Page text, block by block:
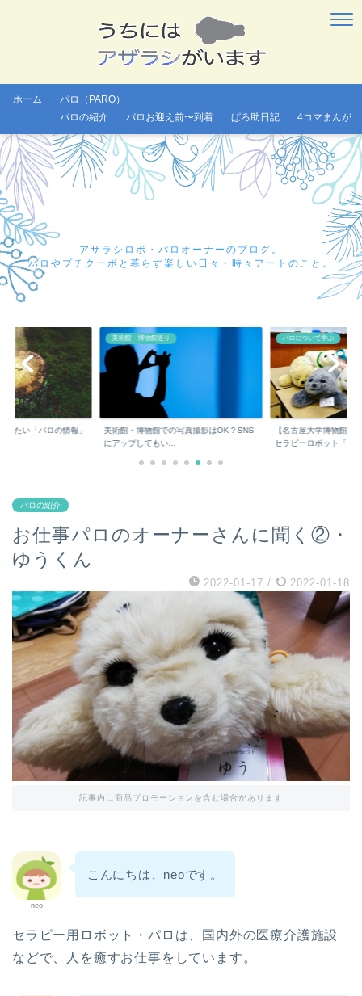
ホーム
パロ（PARO）
パロの紹介
パロお迎え前〜到着 ぱろ助日記 4コマまんが
アザラシロボ・パロオーナーのブログ。
パロやプチクーボと暮らす楽しい日々・時々アートのこと。
見たい「パロの情報」
美術館・博物館巡り
美術館・博物館での写真撮影はOK？SNS
にアップしてもい...
パロについて学ぶ
【名古屋大学博物館】
セラピーロボット「...
パロの紹介
お仕事パロのオーナーさんに聞く②・
ゆうくん
2022-01-17 / 2022-01-18
記事内に商品プロモーションを含む場合があります
neo
こんにちは、neoです。
セラピー用ロボット・パロは、国内外の医療介護施設
などで、人を癒すお仕事をしています。